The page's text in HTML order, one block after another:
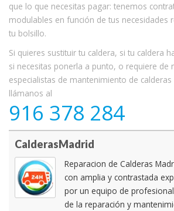
que lo que necesitas pagar: tenemos
modulables en función de tus necesidades
tu bolsillo.
Si quieres sustituir tu caldera, si tu caldera
si necesitas ponerla a punto, o requiere de
especialistas de mantenimiento de
llámanos al
916 378 284
CalderasMadrid
Reparacion de Calderas
con amplia y contrastada
por un equipo de
de la reparación y